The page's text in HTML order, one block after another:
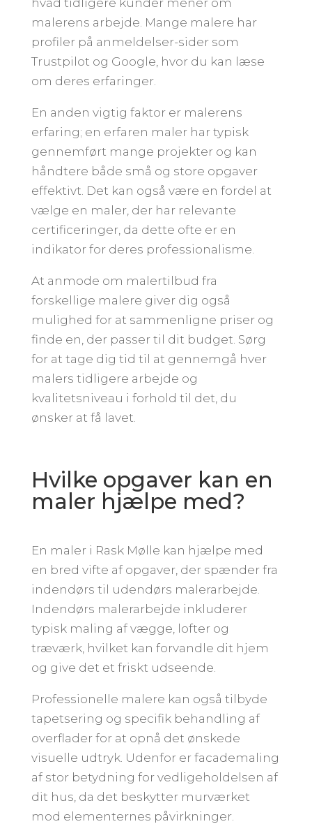
malerens arbejde. Mange malere har
profiler på anmeldelser-sider som
Trustpilot og Google, hvor du kan læse
om deres erfaringer.
En anden vigtig faktor er malerens
erfaring; en erfaren maler har typisk
gennemført mange projekter og kan
håndtere både små og store opgaver
effektivt. Det kan også være en fordel at
vælge en maler, der har relevante
certificeringer, da dette ofte er en
indikator for deres professionalisme.
At anmode om malertilbud fra
forskellige malere giver dig også
mulighed for at sammenligne priser og
finde en, der passer til dit budget. Sørg
for at tage dig tid til at gennemgå hver
malers tidligere arbejde og
kvalitetsniveau i forhold til det, du
ønsker at få lavet.
Hvilke opgaver kan en
maler hjælpe med?
En maler i Rask Mølle kan hjælpe med
en bred vifte af opgaver, der spænder fra
indendørs til udendørs malerarbejde.
Indendørs malerarbejde inkluderer
typisk maling af vægge, lofter og
træværk, hvilket kan forvandle dit hjem
og give det et friskt udseende.
Professionelle malere kan også tilbyde
tapetsering og specifik behandling af
overflader for at opnå det ønskede
visuelle udtryk. Udenfor er facademaling
af stor betydning for vedligeholdelsen af
dit hus, da det beskytter murværket
mod elementernes påvirkninger.